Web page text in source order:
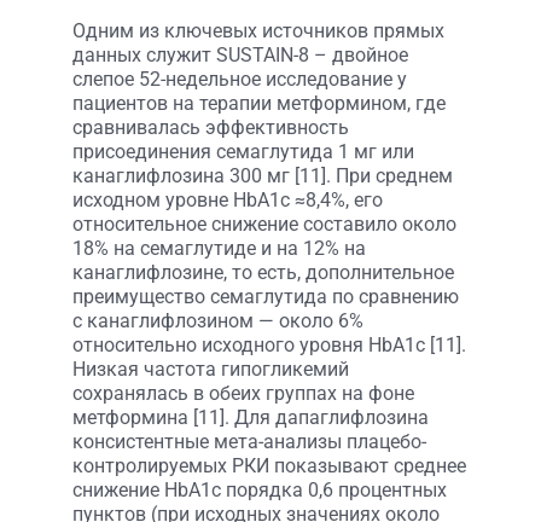
Одним из ключевых источников прямых
данных служит SUSTAIN-8 – двойное
слепое 52-недельное исследование у
пациентов на терапии метформином, где
сравнивалась эффективность
присоединения семаглутида 1 мг или
канаглифлозина 300 мг [11]. При среднем
исходном уровне HbA1c ≈8,4%, его
относительное снижение составило около
18% на семаглутиде и на 12% на
канаглифлозине, то есть, дополнительное
преимущество семаглутида по сравнению
с канаглифлозином — около 6%
относительно исходного уровня HbA1c [11].
Низкая частота гипогликемий
сохранялась в обеих группах на фоне
метформина [11]. Для дапаглифлозина
консистентные мета-анализы плацебо-
контролируемых РКИ показывают среднее
снижение HbA1c порядка 0,6 процентных
пунктов (при исходных значениях около